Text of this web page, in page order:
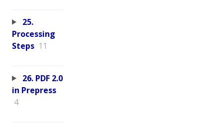
25.
Processing
Steps 11
26. PDF 2.0
in Prepress
4